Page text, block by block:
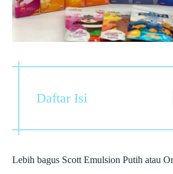
Daftar Isi
Lebih bagus Scott Emulsion Putih atau